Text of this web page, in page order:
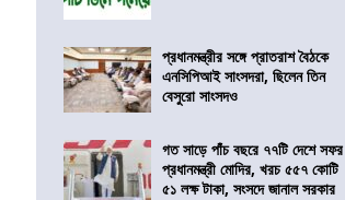
প্রধানমন্ত্রীর সঙ্গে প্রাতরাশ বৈঠকে
এনসিপিআই সাংসদরা, ছিলেন তিন
বেসুরো সাংসদও
গত সাড়ে পাঁচ বছরে ৭৭টি দেশে সফর
প্রধানমন্ত্রী মোদির, খরচ ৫৫৭ কোটি
৫১ লক্ষ টাকা, সংসদে জানাল সরকার